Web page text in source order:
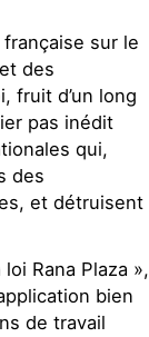
sur le
des
fruit d’un long
pas inédit
qui,
des
et détruisent
Rana Plaza »,
bien
de travail